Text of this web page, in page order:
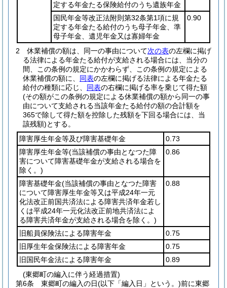
定する年金たる保険給付のうち遺族年金
国民年金等改正法附則第32条第1項に規
定する年金たる給付のうち母子年金、準
母子年金、遺児年金又は寡婦年金
0.90
2 休業補償の額は、同一の事由について次の表の左欄に掲げ
る法律による年金たる給付が支給される場合には、当分の
間、この条例の規定にかかわらず、この条例の規定による
休業補償の額に、 同表の左欄に掲げる法律による年金たる
給付の種類に応じ、 同表の右欄に掲げる率を乗じて得た額
(その額がこの条例の規定による休業補償の額から同一の事
由について支給される当該年金たる給付の額の合計額を
365で除して得た額を控除した残額を下回る場合には、当
該残額)とする。
障害厚生年金等及び障害基礎年金
0.73
障害厚生年金等(当該補償の事由となつた障
害について障害基礎年金が支給される場合を
除く。)
0.86
障害基礎年金(当該補償の事由となつた障害
について障害厚生年金等又は平成24年一元
化法改正前国共済法による障害共済年金若し
くは平成24年一元化法改正前地共済法によ
る障害共済年金が支給される場合を除く。)
0.88
旧船員保険法による障害年金
0.75
旧厚生年金保険法による障害年金
0.75
旧国民年金法による障害年金
0.89
(東郷町の編入に伴う経過措置)
第6条
東郷町の編入の日(以下「編入日」という。)前に東郷